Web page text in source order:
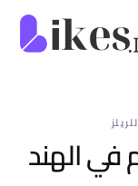
في الهند